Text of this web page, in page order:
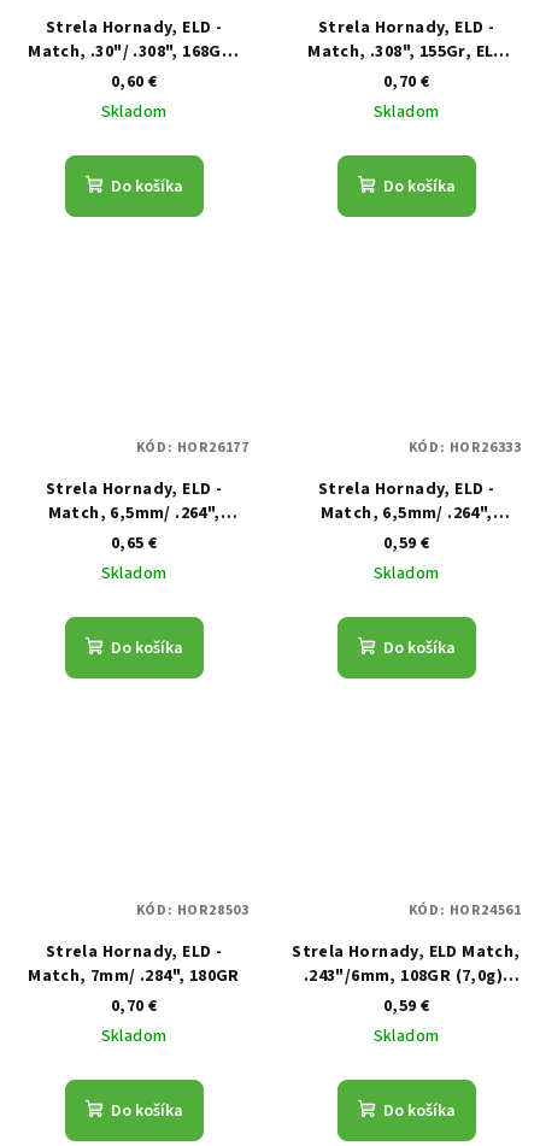
Strela Hornady, ELD -
Match, .30"/ .308", 168GR,
ELD Match
0,60 €
Skladom
Do košíka
Strela Hornady, ELD -
Match, .308", 155Gr, ELD
Match
0,70 €
Skladom
Do košíka
Strela Hornady, ELD -
Match, 6,5mm/ .264",
130GR, ELD Match
0,65 €
Skladom
Do košíka
KÓD: HOR26177
Strela Hornady, ELD -
Match, 6,5mm/ .264",
147GR, ELD Match
0,59 €
Skladom
Do košíka
KÓD: HOR26333
Strela Hornady, ELD -
Match, 7mm/ .284", 180GR
0,70 €
Skladom
Do košíka
KÓD: HOR28503
Strela Hornady, ELD Match,
.243"/6mm, 108GR (7,0g),
ELD Match
0,59 €
Skladom
Do košíka
KÓD: HOR24561